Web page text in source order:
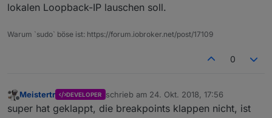
lokalen Loopback-IP lauschen soll.
Warum `sudo` böse ist: https://forum.iobroker.net/post/17109
0
Offline
Meistertr DEVELOPER schrieb am 24. Okt. 2018, 17:56
zuletzt editiert von
super hat geklappt, die breakpoints klappen nicht, ist